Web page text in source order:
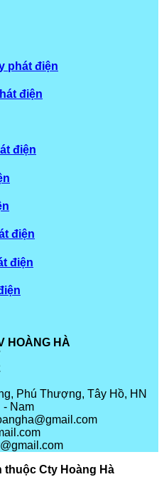
phát điện
điện
điện
điện
điện
HOÀNG HÀ
Phú Thượng, Tây Hồ, HN
- Nam
thuộc Cty Hoàng Hà